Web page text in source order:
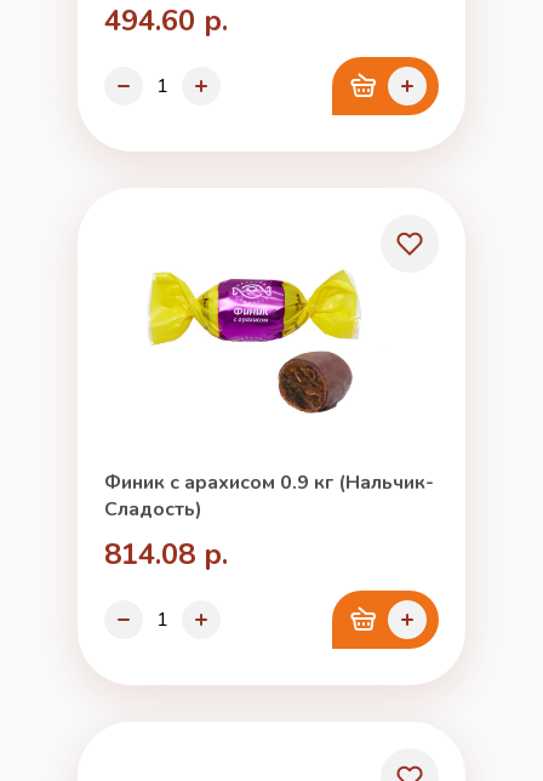
494.60 р.
Финик с арахисом 0.9 кг (Нальчик-
Сладость)
814.08 р.